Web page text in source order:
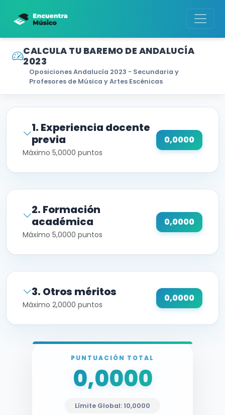
CALCULA TU BAREMO DE ANDALUCÍA
2023
Oposiciones Andalucía 2023 - Secundaria y
Profesores de Música y Artes Escénicas
1. Experiencia docente
previa
Máximo 5,0000 puntos
0,0000
2. Formación
académica
Máximo 5,0000 puntos
0,0000
3. Otros méritos
Máximo 2,0000 puntos
0,0000
PUNTUACIÓN TOTAL
0,0000
Límite Global: 10,0000